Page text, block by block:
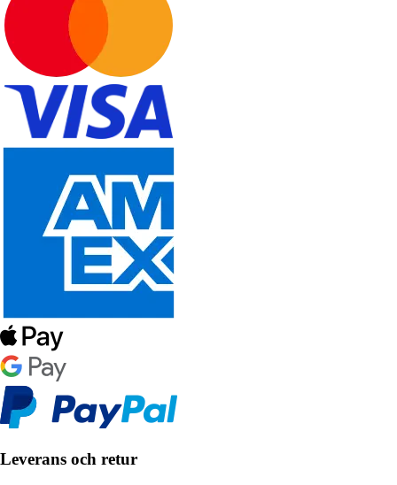
Leverans och retur